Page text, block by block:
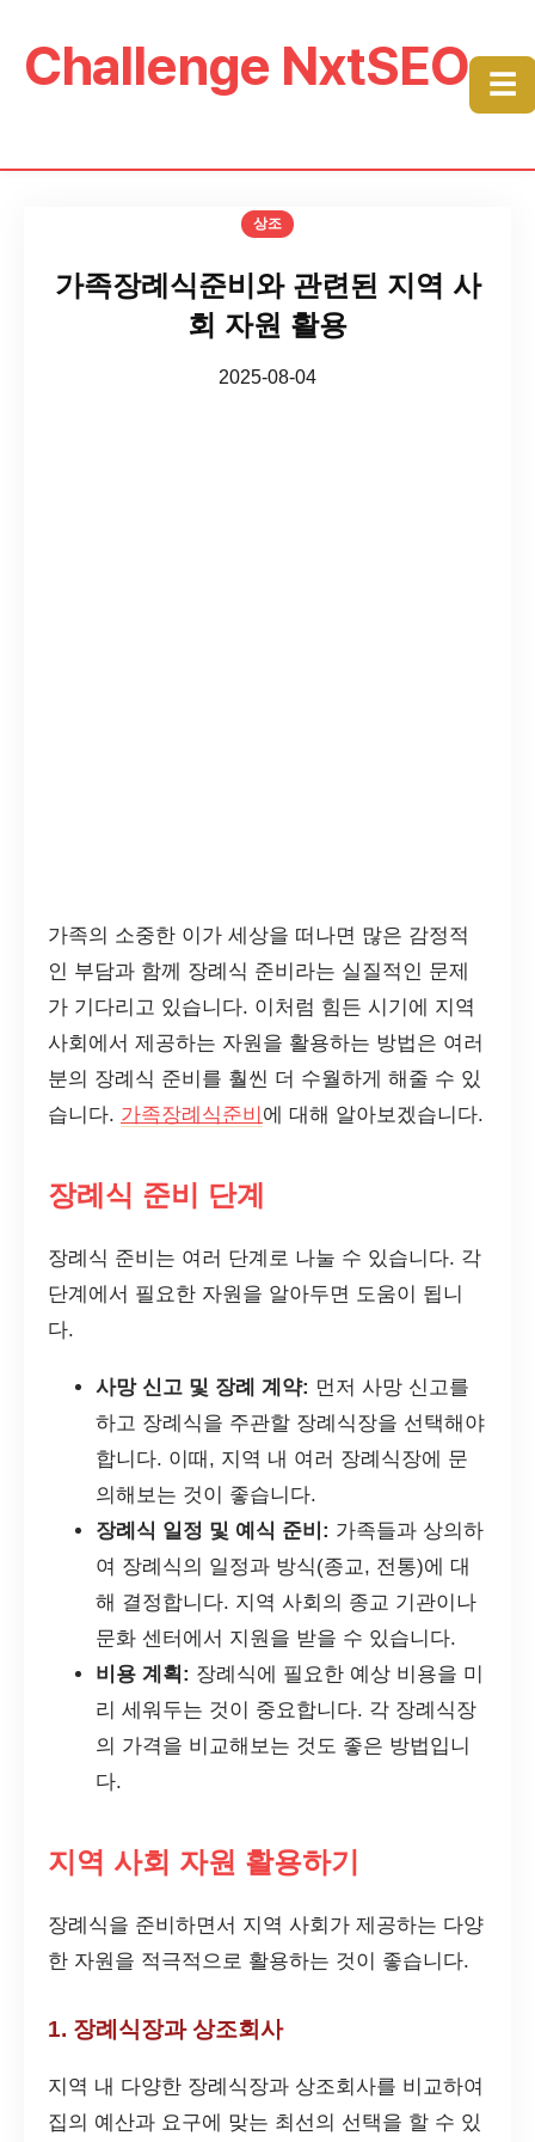
Challenge NxtSEO ☰
상조
가족장례식준비와 관련된 지역 사
회 자원 활용
2025-08-04
가족의 소중한 이가 세상을 떠나면 많은 감정적
인 부담과 함께 장례식 준비라는 실질적인 문제
가 기다리고 있습니다. 이처럼 힘든 시기에 지역
사회에서 제공하는 자원을 활용하는 방법은 여러
분의 장례식 준비를 훨씬 더 수월하게 해줄 수 있
습니다. 가족장례식준비 에 대해 알아보겠습니다.
장례식 준비 단계
장례식 준비는 여러 단계로 나눌 수 있습니다. 각
단계에서 필요한 자원을 알아두면 도움이 됩니
다.
사망 신고 및 장례 계약: 먼저 사망 신고를
하고 장례식을 주관할 장례식장을 선택해야
합니다. 이때, 지역 내 여러 장례식장에 문
의해보는 것이 좋습니다.
장례식 일정 및 예식 준비: 가족들과 상의하
여 장례식의 일정과 방식(종교, 전통)에 대
해 결정합니다. 지역 사회의 종교 기관이나
문화 센터에서 지원을 받을 수 있습니다.
비용 계획: 장례식에 필요한 예상 비용을 미
리 세워두는 것이 중요합니다. 각 장례식장
의 가격을 비교해보는 것도 좋은 방법입니
다.
지역 사회 자원 활용하기
장례식을 준비하면서 지역 사회가 제공하는 다양
한 자원을 적극적으로 활용하는 것이 좋습니다.
1. 장례식장과 상조회사
지역 내 다양한 장례식장과 상조회사를 비교하여
집의 예산과 요구에 맞는 최선의 선택을 할 수 있